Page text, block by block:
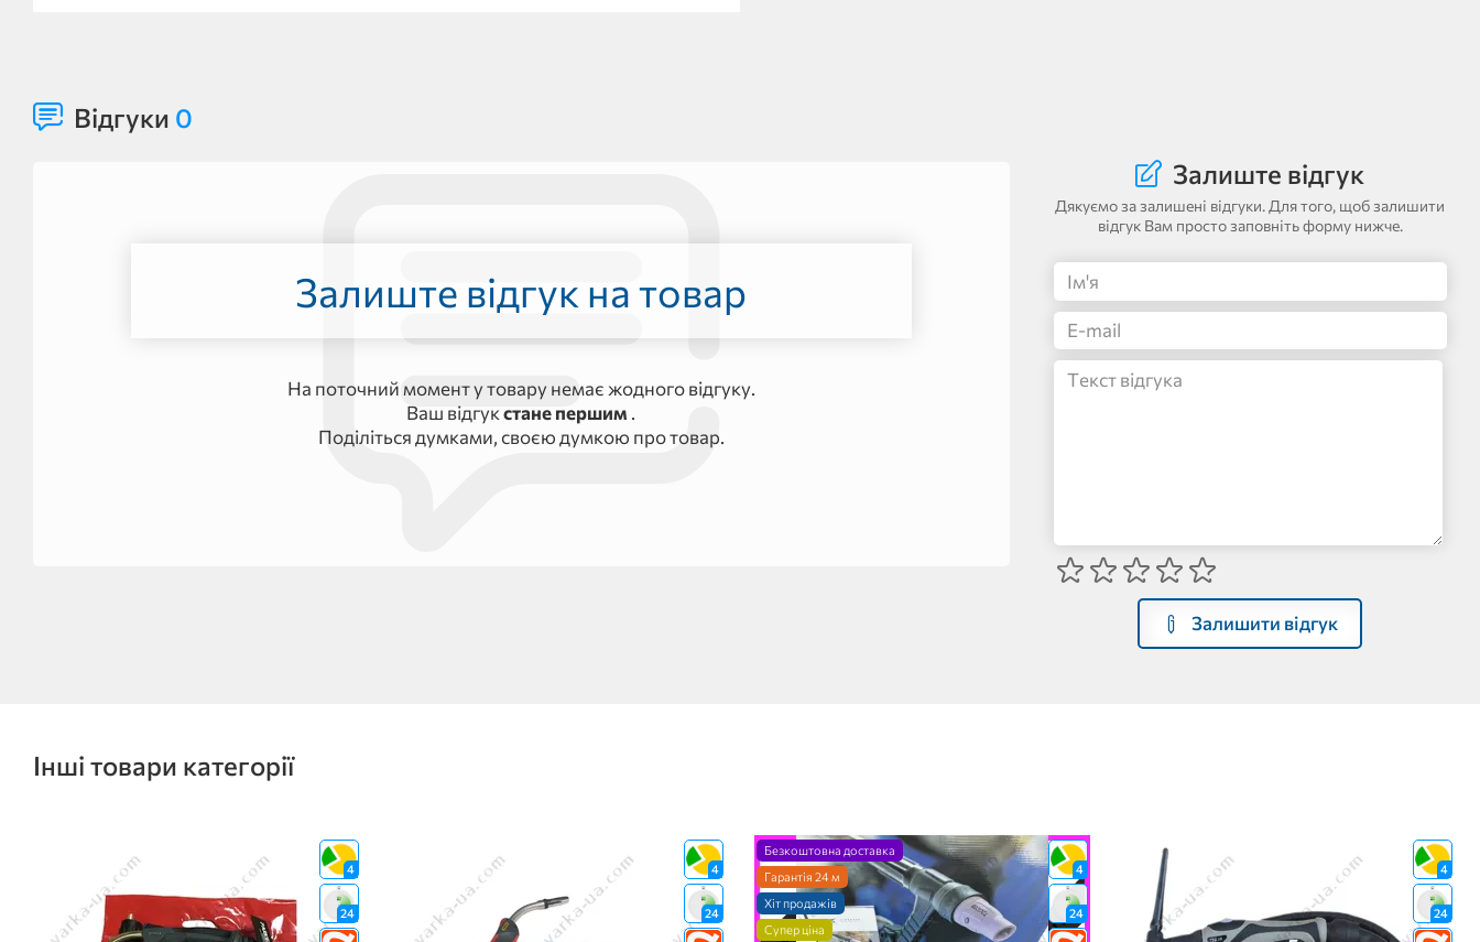
Відгуки 0
Залиште відгук на товар
На поточний момент у товару немає жодного відгуку.
Ваш відгукстане першим .
Поділіться думками, своєю думкою про товар.
Залиште відгук
Дякуємо за залишені відгуки. Для того, щоб залишити
відгук Вам просто заповніть форму нижче.
Залишити відгук
Інші товари категорії
4
24
4
24
4
24
Безкоштовна доставка
Гарантія 24 м
Хіт продажів
Супер ціна
4
24